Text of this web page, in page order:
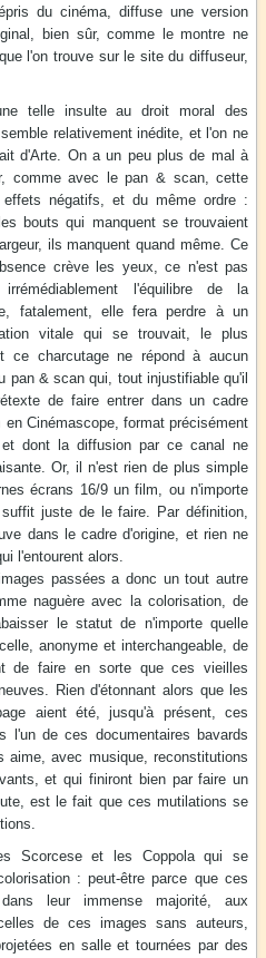
du cinéma, diffuse une version
bien sûr, comme le montre ne
l'on trouve sur le site du diffuseur,
telle insulte au droit moral des
relativement inédite, et l'on ne
d'Arte. On a un peu plus de mal à
comme avec le pan & scan, cette
négatifs, et du même ordre :
bouts qui manquent se trouvaient
ils manquent quand même. Ce
crève les yeux, ce n'est pas
l'équilibre de la
fatalement, elle fera perdre à un
vitale qui se trouvait, le plus
ce charcutage ne répond à aucun
pan & scan qui, tout injustifiable qu'il
de faire entrer dans un cadre
Cinémascope, format précisément
dont la diffusion par ce canal ne
Or, il n'est rien de plus simple
écrans 16/9 un film, ou n'importe
juste de le faire. Par définition,
dans le cadre d'origine, et rien ne
l'entourent alors.
passées a donc un tout autre
naguère avec la colorisation, de
le statut de n'importe quelle
anonyme et interchangeable, de
de faire en sorte que ces vieilles
Rien d'étonnant alors que les
aient été, jusqu'à présent, ces
l'un de ces documentaires bavards
aime, avec musique, reconstitutions
et qui finiront bien par faire un
est le fait que ces mutilations se
Scorcese et les Coppola qui se
: peut-être parce que ces
leur immense majorité, aux
de ces images sans auteurs,
en salle et tournées par des